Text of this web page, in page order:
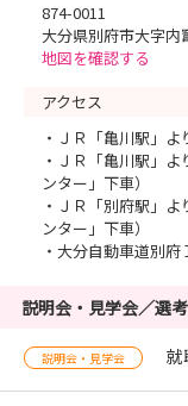
874-0011
大分県別府市大字内
地図を確認する
アクセス
・ＪＲ「亀川駅」よ
・ＪＲ「亀川駅」
ンター」下車）
・ＪＲ「別府駅」
ンター」下車）
・大分自動車道別
説明会・見学会／選
説明会・見学会 就